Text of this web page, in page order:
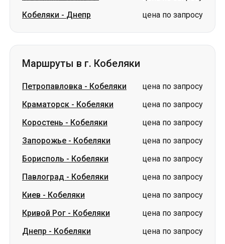
Кобеляки - Днепр цена по запросу
Маршруты в г. Кобеляки
Петропавловка - Кобеляки
цена по запросу
Краматорск - Кобеляки
цена по запросу
Коростень - Кобеляки
цена по запросу
Запорожье - Кобеляки
цена по запросу
Борисполь - Кобеляки
цена по запросу
Павлоград - Кобеляки
цена по запросу
Киев - Кобеляки
цена по запросу
Кривой Рог - Кобеляки
цена по запросу
Днепр - Кобеляки
цена по запросу